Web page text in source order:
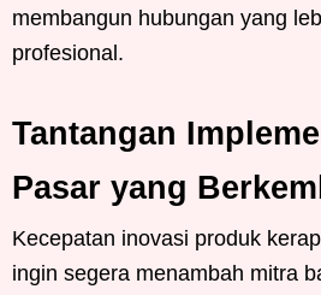
membangun hubungan yang
profesional.
Tantangan
Pasar yang
Kecepatan inovasi produk
ingin segera menambah mitra